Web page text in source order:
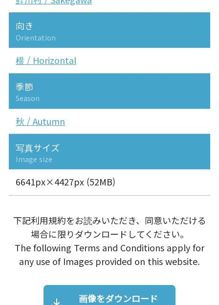
向き
Orientation
横 / Horizontal
季節
Season
秋 / Autumn
写真サイズ
Image size
6641px×4427px (52MB)
下記利用規約をお読みいただき、同意いただける
場合に限りダウンロードしてください。
The following Terms and Conditions apply for
any use of Images provided on this website.
画像をダウンロード